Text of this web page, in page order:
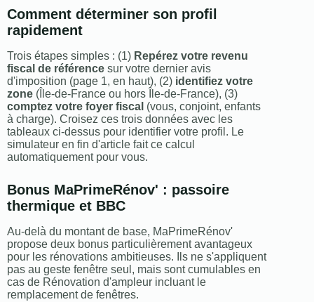
Comment déterminer son profil
rapidement
Trois étapes simples : (1) Repérez votre revenu
fiscal de référence sur votre dernier avis
d'imposition (page 1, en haut), (2) identifiez votre
zone (Île-de-France ou hors Île-de-France), (3)
comptez votre foyer fiscal (vous, conjoint, enfants
à charge). Croisez ces trois données avec les
tableaux ci-dessus pour identifier votre profil. Le
simulateur en fin d'article fait ce calcul
automatiquement pour vous.
Bonus MaPrimeRénov' : passoire
thermique et BBC
Au-delà du montant de base, MaPrimeRénov'
propose deux bonus particulièrement avantageux
pour les rénovations ambitieuses. Ils ne s'appliquent
pas au geste fenêtre seul, mais sont cumulables en
cas de Rénovation d'ampleur incluant le
remplacement de fenêtres.